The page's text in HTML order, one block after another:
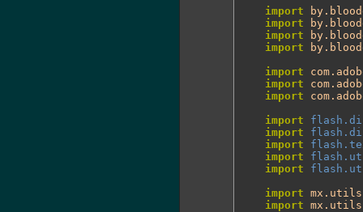
import
import
import
import
import
import
import
import
import
import
import
import
import
import